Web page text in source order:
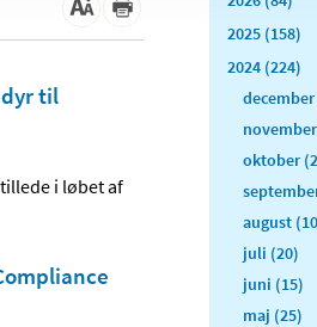
til
i løbet af
2025 (158)
2024 (224)
oktober
august
juli (20)
juni (15)
maj (25)